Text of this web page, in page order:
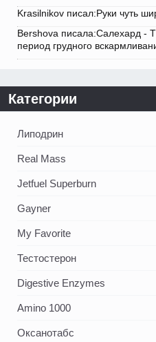
Krasilnikov писал:Руки чуть
Bershova писала:Салехард -
период грудного
Категории
Липодрин
Real Mass
Jetfuel Superburn
Gayner
My Favorite
Тестостерон
Digestive Enzymes
Amino 1000
Оксанотабс